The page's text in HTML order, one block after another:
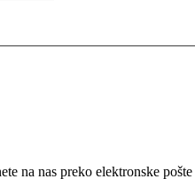
na nas preko elektronske pošte